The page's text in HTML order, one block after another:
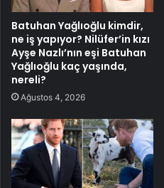
Batuhan Yağlıoğlu kimdir,
ne iş yapıyor? Nilüfer’in kızı
Ayşe Nazlı’nın eşi Batuhan
Yağlıoğlu kaç yaşında,
nereli?
Ağustos 4, 2026